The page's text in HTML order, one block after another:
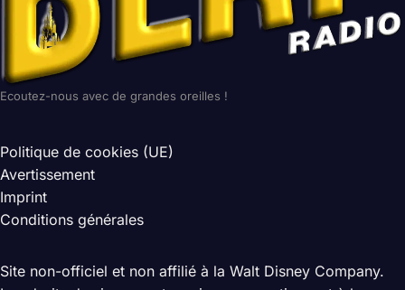
Ecoutez-nous avec de grandes oreilles !
Politique de cookies (UE)
Avertissement
Imprint
Conditions générales
Site non-officiel et non affilié à la Walt Disney Company.